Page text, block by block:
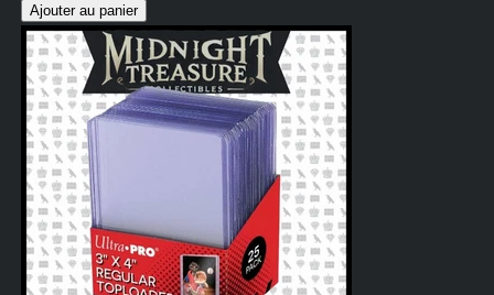
Ajouter au panier